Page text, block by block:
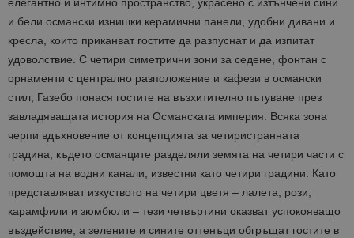
и бели османски изнишки керамични панели, удобни дивани и
кресла, които приканват гостите да разпуснат и да изпитат
удоволствие. С четири симетрични зони за седене, фонтан с
орнаменти с централно разположение и кафези в османски
стил, Газебо понася гостите на възхитително пътуване през
завладяващата история на Османската империя. Всяка зона
черпи вдъхновение от концепцията за четиристранната
градина, където османците разделяли земята на четири части с
помощта на водни канали, известни като четири градини. Като
представляват изкуството на четири цветя – лалета, рози,
карамфили и зюмбюли – тези четвъртини оказват успокояващо
въздействие, а зелените и сините оттенъци обгръщат гостите в
Доставчик/
Домейн
Валиден
до
is_visitor_unique
StatCounter
1 година
1 месец
Тази
да се
дали
сайта чрез
уникален
с уебсайта
цели.
Домейн
до
sc_is_visitor_unique
Ltd
1 година
1 месец
за
на броя
посещения.
поверителност на Google